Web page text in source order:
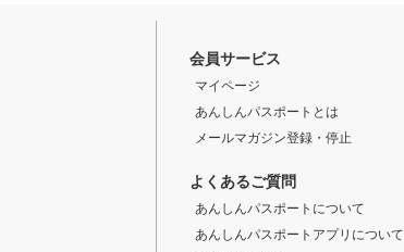
会員サービス
マイページ
あんしんパスポートとは
メールマガジン登録・停止
よくあるご質問
あんしんパスポートについて
あんしんパスポートアプリについて